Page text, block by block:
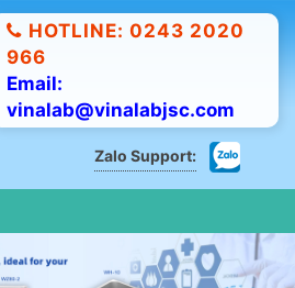
HOTLINE: 0243 2020
966
Email:
vinalab@vinalabjsc.com
Zalo Support: